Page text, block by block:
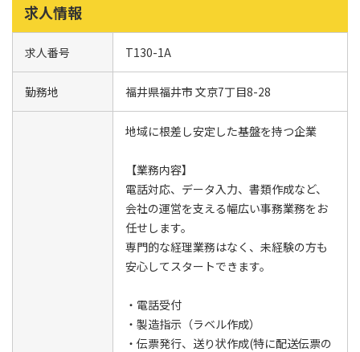
求人情報
求人番号 T130-1A
勤務地 福井県福井市 文京7丁目8-28
地域に根差し安定した基盤を持つ企業
【業務内容】
電話対応、データ入力、書類作成など、
会社の運営を支える幅広い事務業務をお
任せします。
専門的な経理業務はなく、未経験の方も
安心してスタートできます。
・電話受付
・製造指示（ラベル作成）
・伝票発行、送り状作成(特に配送伝票の